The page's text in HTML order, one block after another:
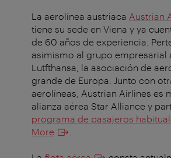
La aerolínea austriaca Austrian
tiene su sede en Viena y ya
de 60 años de experiencia.
asimismo al grupo empresarial
Lutfthansa, la asociación de
grande de Europa. Junto con
aerolíneas, Austrian Airlines es
alianza aérea Star Alliance y
programa de pasajeros
More